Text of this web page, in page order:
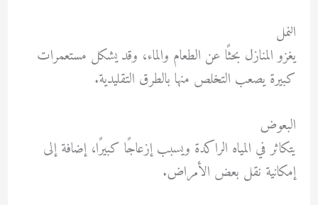
النمل
يغزو المنازل بحثًا عن الطعام والماء، وقد يشكل مستعمرات
كبيرة يصعب التخلص منها بالطرق التقليدية.
البعوض
يتكاثر في المياه الراكدة ويسبب إزعاجًا كبيرًا، إضافة إلى
إمكانية نقل بعض الأمراض.